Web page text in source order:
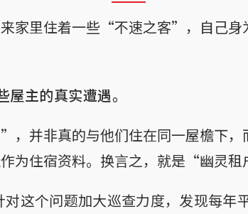
家里住着一些“不速之客”，自己身
主的真实遭遇。
并非真的与他们住在同一屋檐下，
为住宿资料。换言之，就是“幽灵租
对这个问题加大巡查力度，发现每年